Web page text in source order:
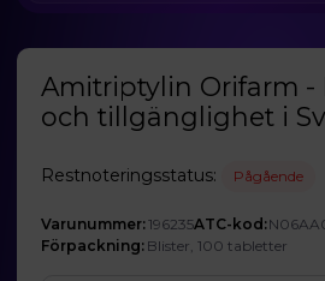
Amitriptylin Orifarm -
och tillgänglighet i
Restnoteringsstatus: Pågående
Varunummer:196235ATC-kod:
Förpackning: Blister, 100 tabletter